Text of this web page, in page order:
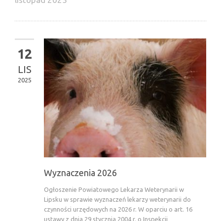
12
LIS
2025
Wyznaczenia 2026
Ogłoszenie Powiatowego Lekarza Weterynarii w
Lipsku w sprawie wyznaczeń lekarzy weterynarii do
czynności urzędowych na 2026 r. W oparciu o art. 16
ustawy z dnia 29 stycznia 2004 r. o Inspekcji